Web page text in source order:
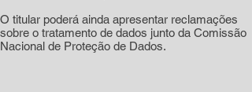
O titular poderá ainda apresentar reclamações
sobre o tratamento de dados junto da Comissão
Nacional de Proteção de Dados.